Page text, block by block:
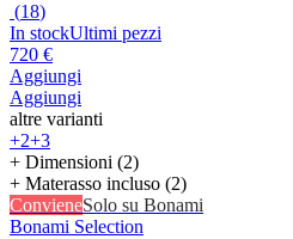
(18)
In stockUltimi pezzi
720 €
Aggiungi
Aggiungi
altre varianti
+2+3
+ Dimensioni (2)
+ Materasso incluso (2)
ConvieneSolo su Bonami
Bonami Selection